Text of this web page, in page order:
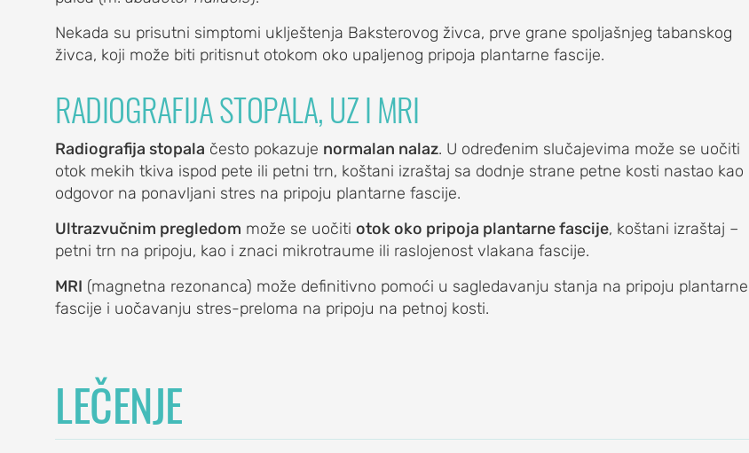
bolest)
Nekada su prisutni simptomi uklještenja Baksterovog živca, prve grane spoljašnjeg tabanskog
živca, koji može biti pritisnut otokom oko upaljenog pripoja plantarne fascije.
RADIOGRAFIJA STOPALA, UZ I MRI
Radiografija stopala često pokazuje normalan nalaz. U određenim slučajevima može se uočiti
otok mekih tkiva ispod pete ili petni trn, koštani izraštaj sa dodnje strane petne kosti nastao kao
odgovor na ponavljani stres na pripoju plantarne fascije.
Ultrazvučnim pregledom može se uočiti otok oko pripoja plantarne fascije, koštani izraštaj –
petni trn na pripoju, kao i znaci mikrotraume ili raslojenost vlakana fascije.
MRI (magnetna rezonanca) može definitivno pomoći u sagledavanju stanja na pripoju plantarne
fascije i uočavanju stres-preloma na pripoju na petnoj kosti.
LEČENJE